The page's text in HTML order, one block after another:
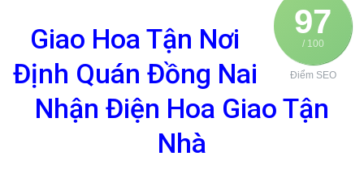
97
/ 100
Điểm SEO
Giao Hoa Tận Nơi
Định Quán Đồng Nai
Nhận Điện Hoa Giao Tận
Nhà